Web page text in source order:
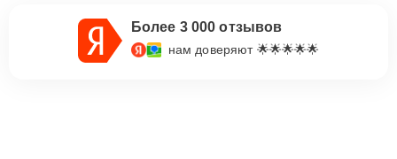
Более 3 000 отзывов
нам доверяют 🌟🌟🌟🌟🌟